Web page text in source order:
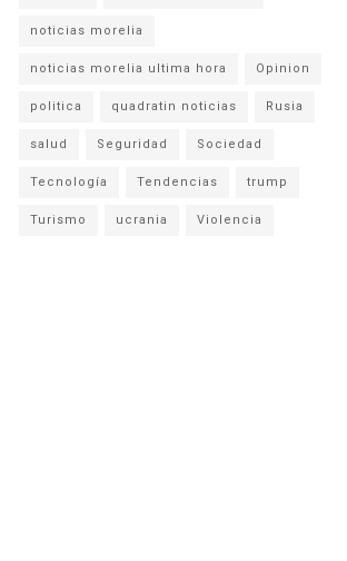
noticias morelia
noticias morelia ultima hora Opinion
politica quadratin noticias Rusia
salud Seguridad Sociedad
Tecnología Tendencias trump
Turismo ucrania Violencia